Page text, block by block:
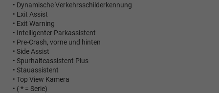
Lieferzeit
• Dynamische Verkehrsschilderkennung
• Exit Assist
• Exit Warning
• Intelligenter Parkassistent
• Pre-Crash, vorne und hinten
• Side Assist
• Spurhalteassistent Plus
• Stauassistent
• Top View Kamera
• ( * = Serie)